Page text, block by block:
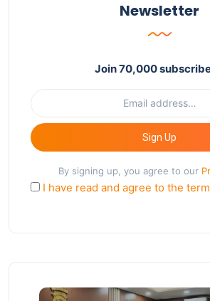
Newsletter
Join 70,000
Sign Up
By signing up, you agree to our
I have read and agree to the